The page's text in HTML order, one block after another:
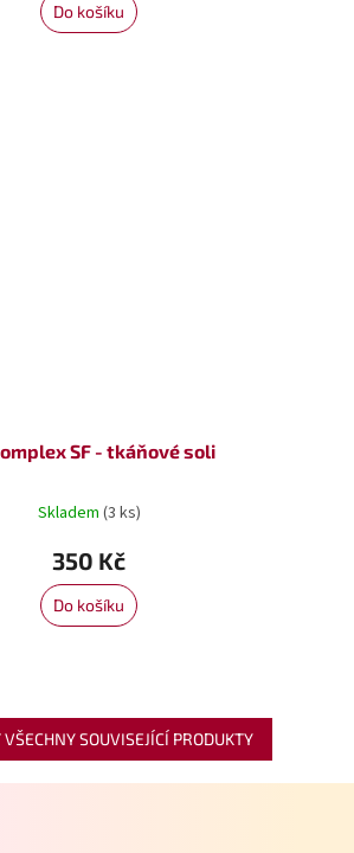
Do košíku
SF - tkáňové soli
Skladem (3 ks)
350 Kč
Do košíku
SOUVISEJÍCÍ PRODUKTY